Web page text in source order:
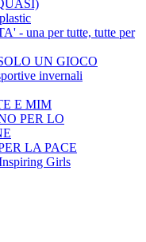
- una per tutte, tutte per
UN GIOCO
invernali
E MIM
PER LO
LA PACE
Girls